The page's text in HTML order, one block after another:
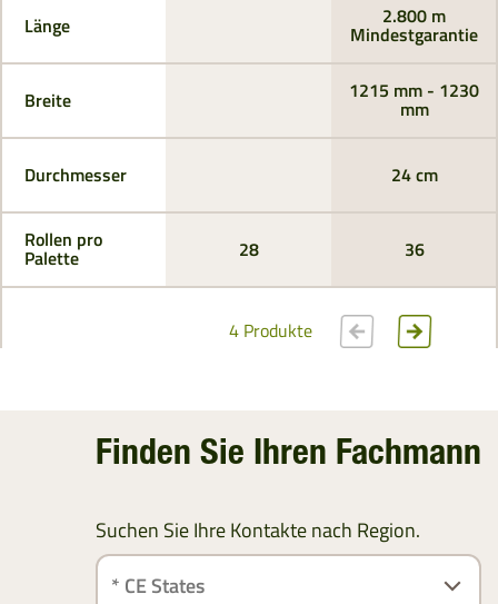
Länge
Breite
Durchmesser
Rollen pro
Palette
2.800 m
Mindestgarantie
1215 mm - 1230
mm
24 cm
28 36
4 Produkte
Finden Sie Ihren Fachmann
Suchen Sie Ihre Kontakte nach Region.